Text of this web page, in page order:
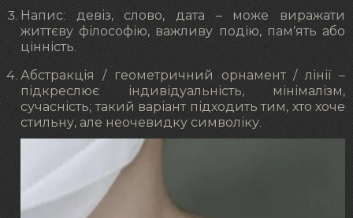
Напис: девіз, слово, дата – може виражати
життєву філософію, важливу подію, пам’ять або
цінність.
Абстракція / геометричний орнамент / лінії –
підкреслює індивідуальність, мінімалізм,
сучасність; такий варіант підходить тим, хто хоче
стильну, але неочевидку символіку.